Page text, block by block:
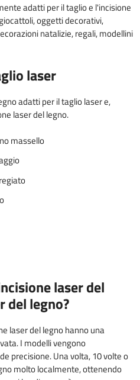
adatti per il taglio e l'incisione
oggetti decorativi,
natalizie, regali, modellini
laser
adatti per il taglio laser e,
laser del legno.
massello
laser del
del legno?
laser del legno hanno una
I modelli vengono
precisione. Una volta, 10 volte o
molto localmente, ottenendo